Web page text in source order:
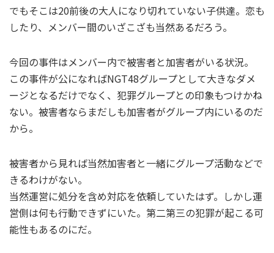
でもそこは20前後の大人になり切れていない子供達。恋も
したり、メンバー間のいざこざも当然あるだろう。
今回の事件はメンバー内で被害者と加害者がいる状況。
この事件が公になればNGT48グループとして大きなダメ
ージとなるだけでなく、犯罪グループとの印象もつけかね
ない。被害者ならまだしも加害者がグループ内にいるのだ
から。
被害者から見れば当然加害者と一緒にグループ活動などで
きるわけがない。
当然運営に処分を含め対応を依頼していたはず。しかし運
営側は何も行動できずにいた。第二第三の犯罪が起こる可
能性もあるのにだ。